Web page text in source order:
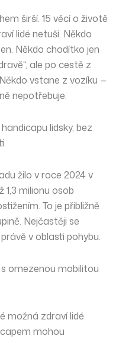
širší. 15 věcí o životě
lidé netuší. Někdo
Někdo chodítko jen
ale po cestě z
vstane z vozíku —
nepotřebuje.
lidsky, bez
žilo v roce 2024 v
milionu osob
To je přibližně
Nejčastěji se
v oblasti pohybu.
omezenou mobilitou
možná zdraví lidé
mohou